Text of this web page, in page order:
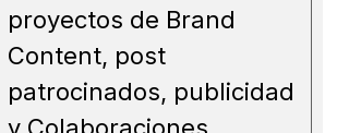
proyectos de Brand
Content, post
patrocinados, publicidad